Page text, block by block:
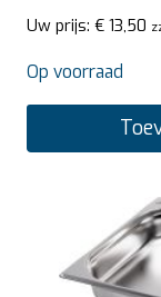
Uw prijs: € 13,50
Op voorraad